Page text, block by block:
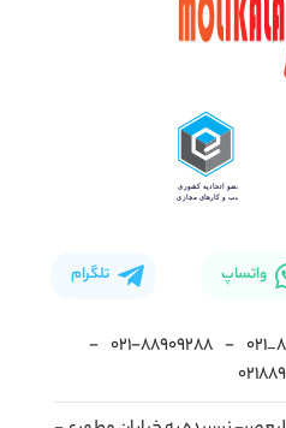
واتساپ تلگرام
- ۰۲۱-۸۸۹۰۹۲۸۸ -